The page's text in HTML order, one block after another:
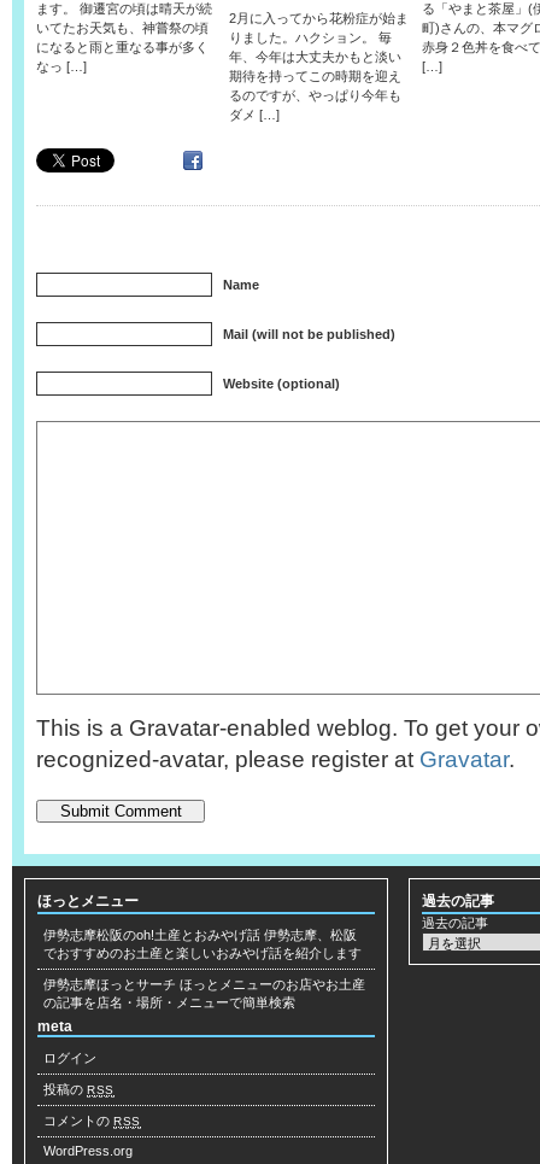
ます。 御遷宮の頃は晴天が続
いてたお天気も、神嘗祭の頃
になると雨と重なる事が多く
なっ […]
2月に入ってから花粉症が始ま
りました。ハクション。 毎
年、今年は大丈夫かもと淡い
期待を持ってこの時期を迎え
るのですが、やっぱり今年も
ダメ […]
る「やまと茶屋」(
町)さんの、本マグ
赤身２色丼を食べ
[…]
Name
Mail (will not be published)
Website (optional)
This is a Gravatar-enabled weblog. To get your
recognized-avatar, please register at Gravatar.
ほっとメニュー
伊勢志摩松阪のoh!土産とおみやげ話 伊勢志摩、松阪
でおすすめのお土産と楽しいおみやげ話を紹介します
伊勢志摩ほっとサーチ ほっとメニューのお店やお土産
の記事を店名・場所・メニューで簡単検索
meta
ログイン
投稿の RSS
コメントの RSS
WordPress.org
過去の記事
過去の記事